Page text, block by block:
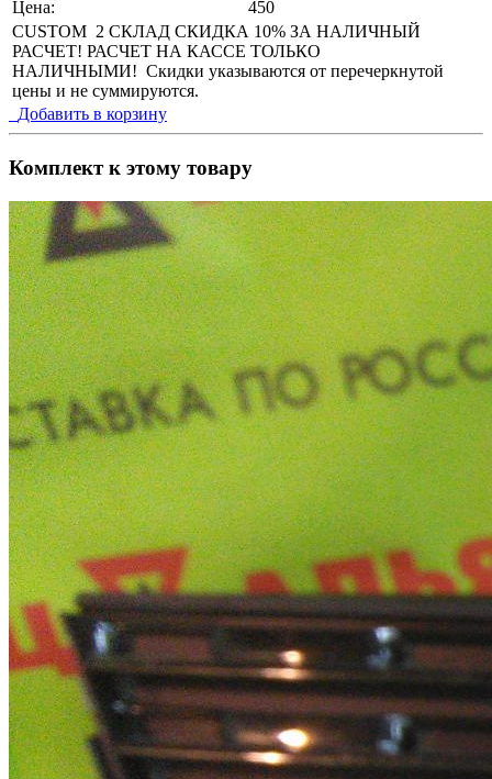
Цена:
450
CUSTOM 2 СКЛАД СКИДКА 10% ЗА НАЛИЧНЫЙ
РАСЧЕТ! РАСЧЕТ НА КАССЕ ТОЛЬКО
НАЛИЧНЫМИ! Скидки указываются от перечеркнутой
цены и не суммируются.
Добавить в корзину
Комплект к этому товару